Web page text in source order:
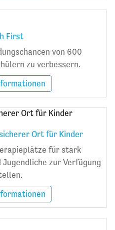
First
von 600
zu verbessern.
Ort für Kinder
für stark
zur Verfügung